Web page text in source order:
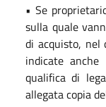
• Se
sulla quale
di acquisto, nel
indicate
qualifica di
allegata copia